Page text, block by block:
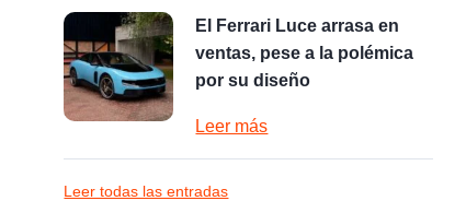
El Ferrari Luce arrasa en
ventas, pese a la polémica
por su diseño
Leer más
Leer todas las entradas